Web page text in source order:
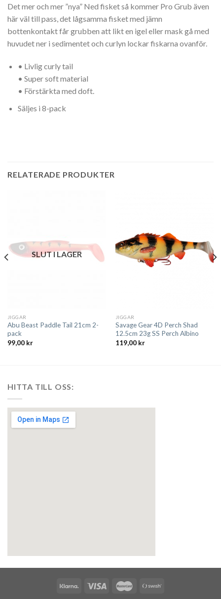
Det mer och mer ”nya” Ned fisket så kommer Pro Grub även
här väl till pass, det lågsamma fisket med jämn
bottenkontakt får grubben att likt en igel eller mask gå med
huvudet ner i sedimentet och curlyn lockar fiskarna ovanför.
• Livlig curly tail
• Super soft material
• Förstärkta med doft.
Säljes i 8-pack
RELATERADE PRODUKTER
SLUT I LAGER
JIGGAR
Abu Beast Paddle Tail 21cm 2-
pack
99,00 kr
JIGGAR
Savage Gear 4D Perch Shad
12.5cm 23g SS Perch Albino
119,00 kr
HITTA TILL OSS: